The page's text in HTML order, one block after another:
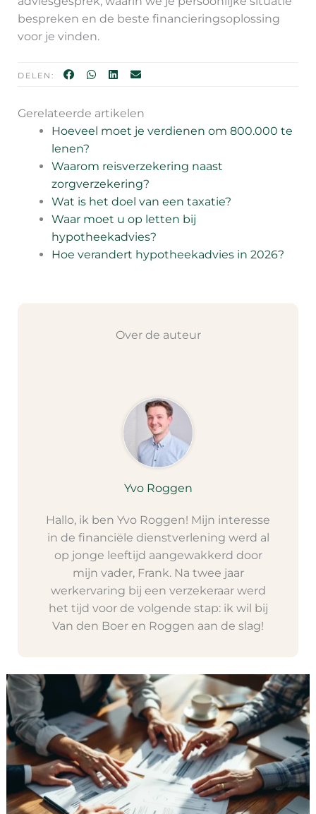
bespreken en de beste financieringsoplossing
voor je vinden.
DELEN:
Gerelateerde artikelen
Hoeveel moet je verdienen om 800.000 te
lenen?
Waarom reisverzekering naast
zorgverzekering?
Wat is het doel van een taxatie?
Waar moet u op letten bij
hypotheekadvies?
Hoe verandert hypotheekadvies in 2026?
Over de auteur
Yvo Roggen
Hallo, ik ben Yvo Roggen! Mijn interesse
in de financiële dienstverlening werd al
op jonge leeftijd aangewakkerd door
mijn vader, Frank. Na twee jaar
werkervaring bij een verzekeraar werd
het tijd voor de volgende stap: ik wil bij
Van den Boer en Roggen aan de slag!